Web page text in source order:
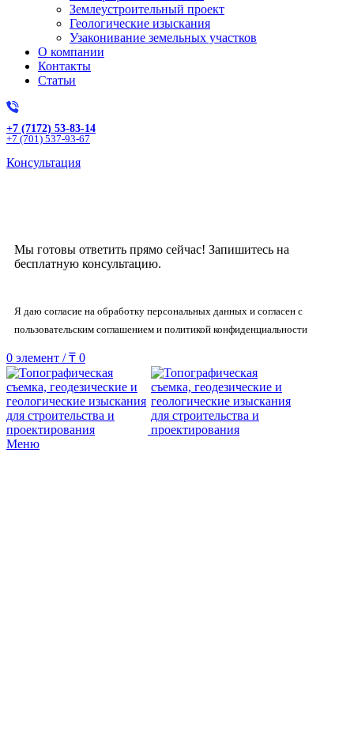
Землеустроительный проект
Геологические изыскания
Узаконивание земельных участков
О компании
Контакты
Статьи
+7 (7172) 53-83-14
+7 (701) 537-93-67
Консультация
Мы готовы ответить прямо сейчас! Запишитесь на
бесплатную консультацию.
Я даю согласие на обработку персональных данных и согласен с
пользовательским соглашением и политикой конфиденциальности
0 элемент / ₸ 0
Меню